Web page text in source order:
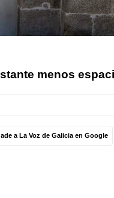
menos
a La Voz de Galicia en Google